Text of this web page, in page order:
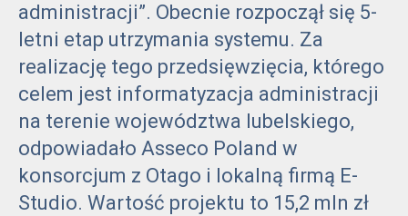
administracji”. Obecnie rozpoczął się 5-
letni etap utrzymania systemu. Za
realizację tego przedsięwzięcia, którego
celem jest informatyzacja administracji
na terenie województwa lubelskiego,
odpowiadało Asseco Poland w
konsorcjum z Otago i lokalną firmą E-
Studio. Wartość projektu to 15,2 mln zł